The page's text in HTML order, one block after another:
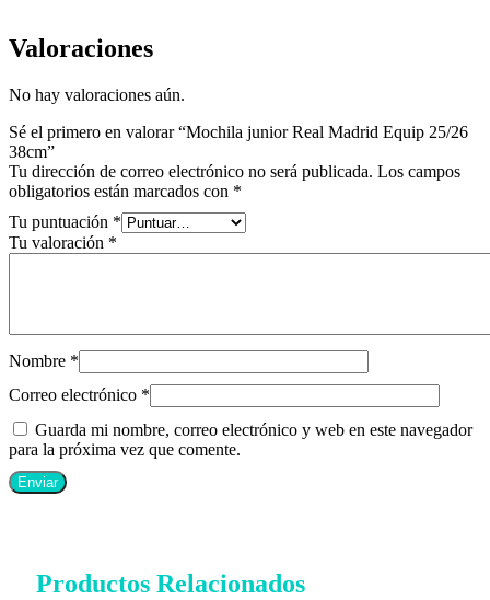
Valoraciones
No hay valoraciones aún.
Sé el primero en valorar “Mochila junior Real Madrid Equip 25/26
38cm”
Tu dirección de correo electrónico no será publicada. Los campos
obligatorios están marcados con *
Tu puntuación *
Tu valoración *
Nombre *
Correo electrónico *
Guarda mi nombre, correo electrónico y web en este navegador
para la próxima vez que comente.
Productos Relacionados